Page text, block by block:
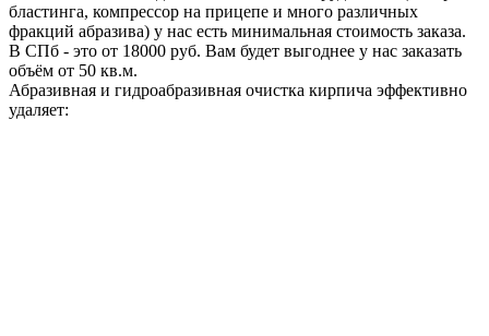
бластинга, компрессор на прицепе и много различных
фракций абразива) у нас есть минимальная стоимость заказа.
В СПб - это от 18000 руб. Вам будет выгоднее у нас заказать
объём от 50 кв.м.
Абразивная и гидроабразивная очистка кирпича эффективно
удаляет: